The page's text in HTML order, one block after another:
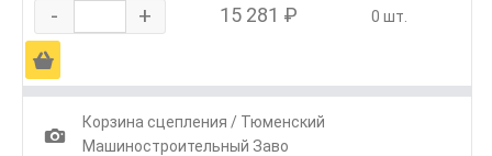
- + 15 281 ₽ 0 шт.
Ä
1
Корзина сцепления / Тюменский
Машиностроительный Заво